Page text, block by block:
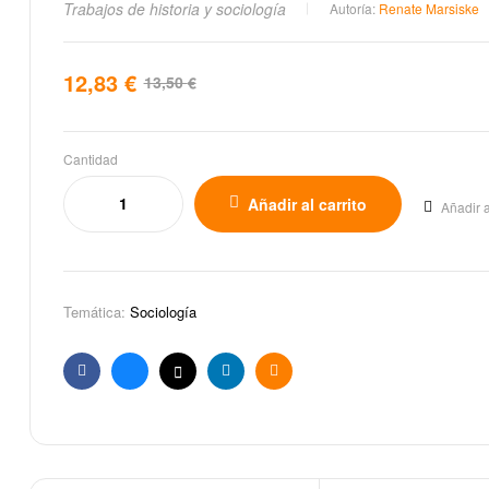
Trabajos de historia y sociología Autoría: Renate Marsiske
13,50€
12,83 €
Cantidad
Añadir al carrito Añadir
Temática: Sociología
FacebookBlueskyX LinkedinEmail